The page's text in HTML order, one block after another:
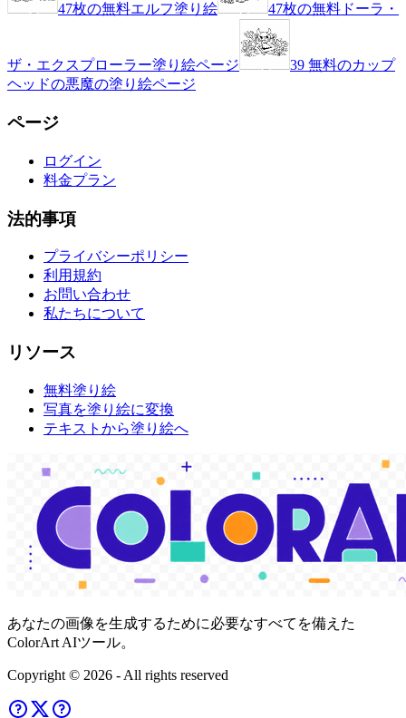
47枚の無料エルフ塗り絵 47枚の無料ドーラ・
ザ・エクスプローラー塗り絵ページ
39 無料のカップ
ヘッドの悪魔の塗り絵ページ
ページ
ログイン
料金プラン
法的事項
プライバシーポリシー
利用規約
お問い合わせ
私たちについて
リソース
無料塗り絵
写真を塗り絵に変換
テキストから塗り絵へ
あなたの画像を生成するために必要なすべてを備えた
ColorArt AIツール。
Copyright © 2026 - All rights reserved